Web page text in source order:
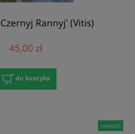
Rannyj' (Vitis)
45,00 zł
do koszyka
nowość